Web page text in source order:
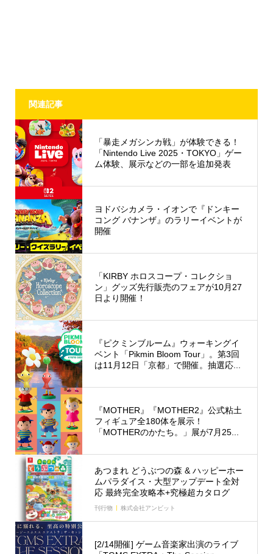
関連記事
「暴走メガシンカ戦」が体験できる！
「Nintendo Live 2025・TOKYO」ゲー
ム体験、展示などの一部を追加発表
ヨドバシカメラ・イオンで『ドンキー
コング バナンザ』のラリーイベントが
開催
「KIRBY ホロスコープ・コレクショ
ン」グッズ先行販売のフェアが10月27
日より開催！
『ピクミンブルーム』ウォーキングイ
ベント「Pikmin Bloom Tour」。第3回
は11月12日「京都」で開催。抽選応...
『MOTHER』『MOTHER2』公式粘土
フィギュア全180体を展示！
「MOTHERのかたち。」展が7月25...
あつまれ どうぶつの森 & ハッピーホー
ムパラダイス・大型アップデート全対
応 最終完全攻略本+究極超カタログ
刊行物 株式会社アンビット
[2/14開催] ゲーム音楽家出演のライブ